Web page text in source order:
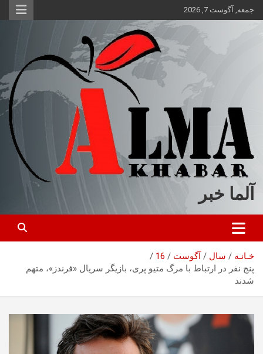
محتوا
جمعه, آگوست 7, 2026
آلما خبر
خـانـه سال آگوست
16
پنج نفر در ارتباط با مرگ متیو پری، بازیگر سریال «فرندز»، متهم
شدند